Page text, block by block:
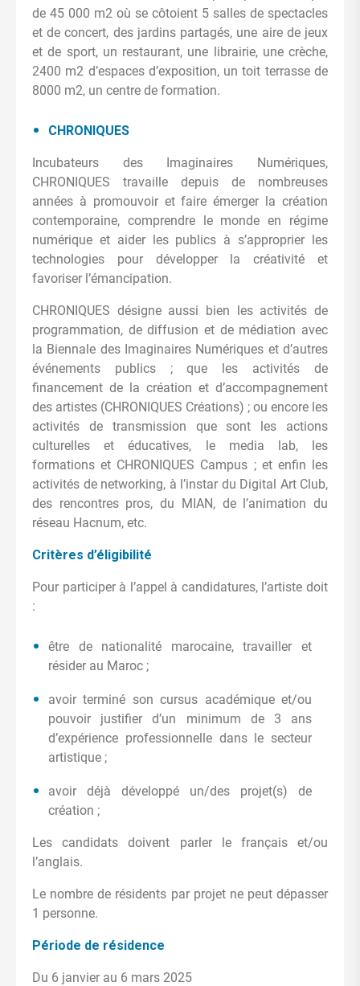
de 45 000 m2 où se côtoient 5 salles de spectacles
et de concert, des jardins partagés, une aire de jeux
et de sport, un restaurant, une librairie, une crèche,
2400 m2 d’espaces d’exposition, un toit terrasse de
8000 m2, un centre de formation.
CHRONIQUES
Incubateurs des Imaginaires Numériques,
CHRONIQUES travaille depuis de nombreuses
années à promouvoir et faire émerger la création
contemporaine, comprendre le monde en régime
numérique et aider les publics à s’approprier les
technologies pour développer la créativité et
favoriser l’émancipation.
CHRONIQUES désigne aussi bien les activités de
programmation, de diffusion et de médiation avec
la Biennale des Imaginaires Numériques et d’autres
événements publics ; que les activités de
financement de la création et d’accompagnement
des artistes (CHRONIQUES Créations) ; ou encore les
activités de transmission que sont les actions
culturelles et éducatives, le media lab, les
formations et CHRONIQUES Campus ; et enfin les
activités de networking, à l’instar du Digital Art Club,
des rencontres pros, du MIAN, de l’animation du
réseau Hacnum, etc.
Critères d’éligibilité
Pour participer à l’appel à candidatures, l’artiste doit
:
être de nationalité marocaine, travailler et
résider au Maroc ;
avoir terminé son cursus académique et/ou
pouvoir justifier d’un minimum de 3 ans
d’expérience professionnelle dans le secteur
artistique ;
avoir déjà développé un/des projet(s) de
création ;
Les candidats doivent parler le français et/ou
l’anglais.
Le nombre de résidents par projet ne peut dépasser
1 personne.
Période de résidence
Du 6 janvier au 6 mars 2025